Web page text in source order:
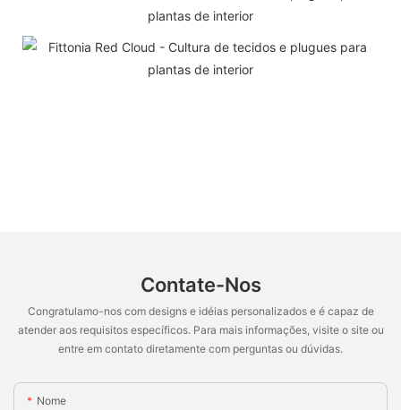
Contate-Nos
Congratulamo-nos com designs e idéias personalizados e é capaz de
atender aos requisitos específicos. Para mais informações, visite o site ou
entre em contato diretamente com perguntas ou dúvidas.
Nome